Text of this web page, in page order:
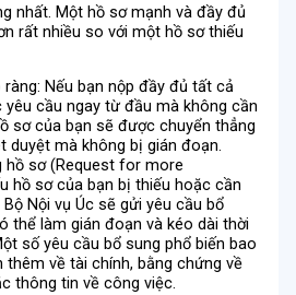
nhất. Một hồ sơ mạnh và đầy đủ
rất nhiều so với một hồ sơ thiếu
ràng: Nếu bạn nộp đầy đủ tất cả
cầu ngay từ đầu mà không cần
sơ của bạn sẽ được chuyển thẳng
duyệt mà không bị gián đoạn.
hồ sơ (Request for more
hồ sơ của bạn bị thiếu hoặc cần
Nội vụ Úc sẽ gửi yêu cầu bổ
thể làm gián đoạn và kéo dài thời
số yêu cầu bổ sung phổ biến bao
thêm về tài chính, bằng chứng về
thông tin về công việc.